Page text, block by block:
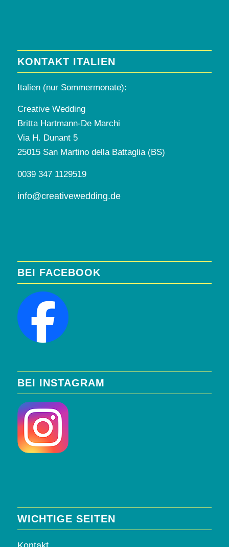
KONTAKT ITALIEN
Italien (nur Sommermonate):
Creative Wedding
Britta Hartmann-De Marchi
Via H. Dunant 5
25015 San Martino della Battaglia (BS)
0039 347 1129519
info@creativewedding.de
BEI FACEBOOK
BEI INSTAGRAM
WICHTIGE SEITEN